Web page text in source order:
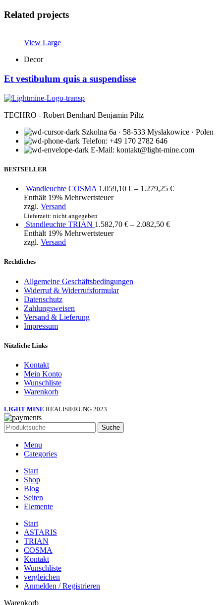
Related projects
View Large
Decor
Et vestibulum quis a suspendisse
TECHRO - Robert Bernhard Benjamin Piltz
Szkolna 6a · 58-533 Myslakowice · Polen
Telefon: +49 170 2782 646
E-Mail: kontakt@light-mine.com
BESTSELLER
Wandleuchte COSMA 1.059,10 € – 1.279,25 €
Enthält 19% Mehrwertsteuer
zzgl. Versand
Lieferzeit: nicht angegeben
Standleuchte TRIAN 1.582,70 € – 2.082,50 €
Enthält 19% Mehrwertsteuer
zzgl. Versand
Rechtliches
Allgemeine Geschäftsbedingungen
Widerruf & Widerrufsformular
Datenschutz
Zahlungsweisen
Versand & Lieferung
Impressum
Nützliche Links
Kontakt
Mein Konto
Wunschliste
Warenkorb
LIGHT MINE REALISIERUNG 2023
Suche
Menu
Categories
Start
Shop
Blog
Seiten
Elemente
Start
ASTARIS
TRIAN
COSMA
Kontakt
Wunschliste
vergleichen
Anmelden / Registrieren
Warenkorb